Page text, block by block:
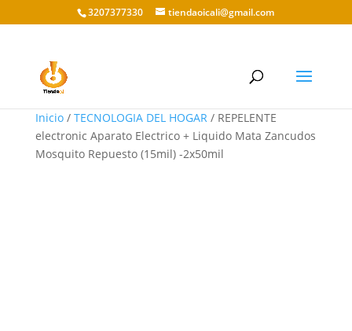
3207377330 tiendaoicali@gmail.com
Inicio/ TECNOLOGIA DEL HOGAR/ REPELENTE
electronic Aparato Electrico + Liquido Mata Zancudos
Mosquito Repuesto (15mil) -2x50mil